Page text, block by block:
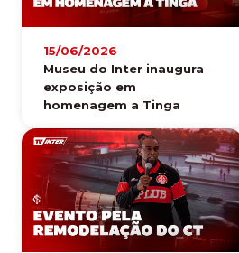
15/06/2026
Museu do Inter inaugura
exposição em
homenagem a Tinga